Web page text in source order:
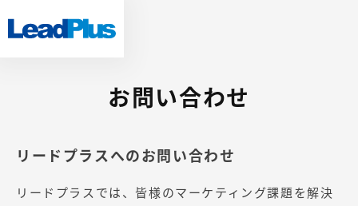
お問い合わせ
リードプラスへのお問い合わせ
リードプラスでは、皆様のマーケティング課題を解決